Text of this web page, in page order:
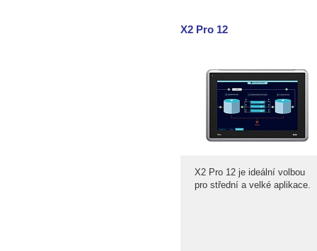
X2 Pro 12
X2 Pro 12 je ideální volbou
pro střední a velké aplikace.